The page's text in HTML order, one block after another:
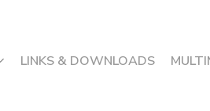
LINKS & DOWNLOADS